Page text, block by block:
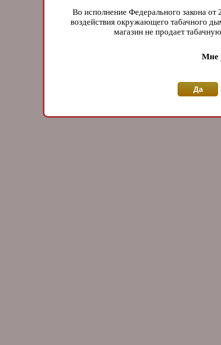
Во исполнение Федерального закона
воздействия окружающего табачного
магазин не продает
Мне
Да